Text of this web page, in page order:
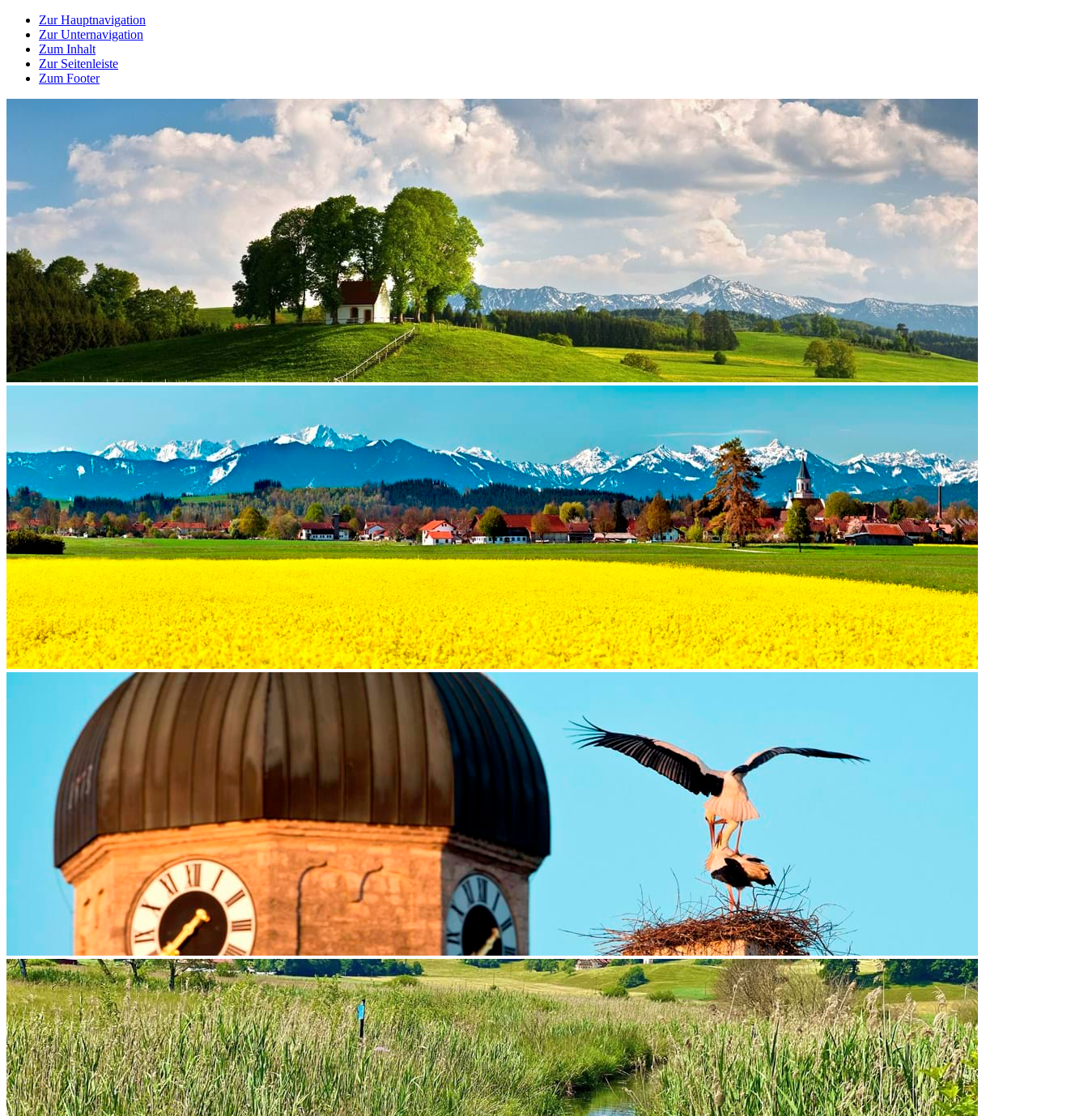
Zur Hauptnavigation
Zur Unternavigation
Zum Inhalt
Zur Seitenleiste
Zum Footer